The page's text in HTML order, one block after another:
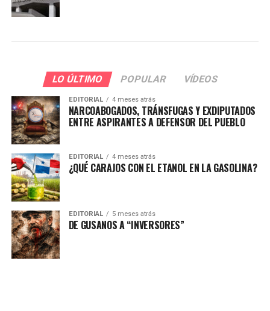
LO ÚLTIMO POPULAR VÍDEOS
EDITORIAL 4 meses atrás
NARCOABOGADOS, TRÁNSFUGAS Y EXDIPUTADOS
ENTRE ASPIRANTES A DEFENSOR DEL PUEBLO
EDITORIAL 4 meses atrás
¿QUÉ CARAJOS CON EL ETANOL EN LA GASOLINA?
EDITORIAL 5 meses atrás
DE GUSANOS A “INVERSORES”